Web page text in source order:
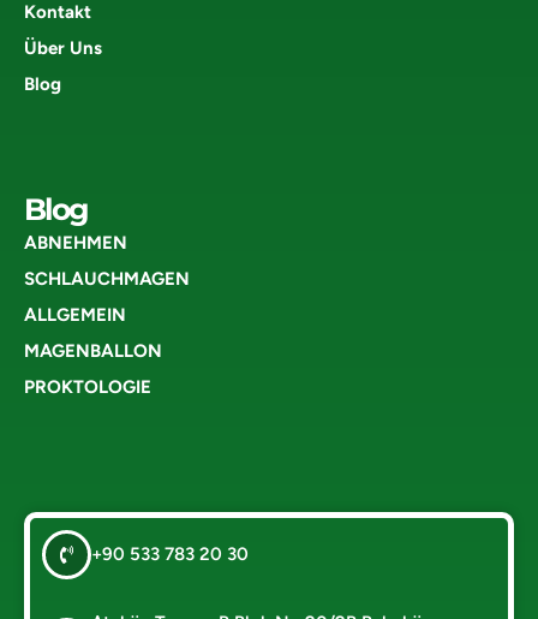
Kontakt
Über Uns
Blog
Blog
ABNEHMEN
SCHLAUCHMAGEN
ALLGEMEIN
MAGENBALLON
PROKTOLOGIE
+90 533 783 20 30